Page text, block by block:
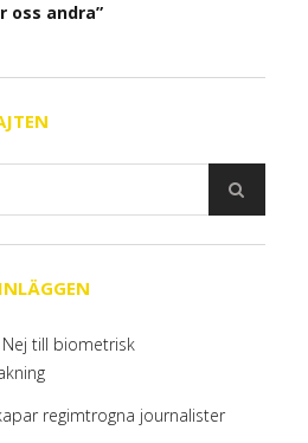
oss andra”
till biometrisk
regimtrogna journalister